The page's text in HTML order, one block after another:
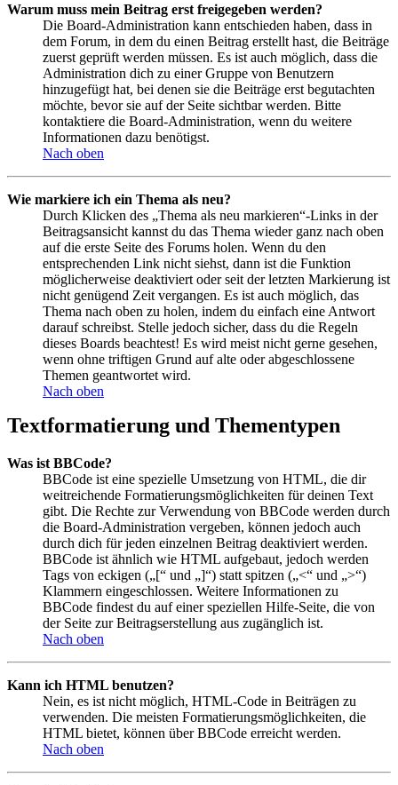
Warum muss mein Beitrag erst freigegeben werden?
Die Board-Administration kann entschieden haben, dass in
dem Forum, in dem du einen Beitrag erstellt hast, die Beiträge
zuerst geprüft werden müssen. Es ist auch möglich, dass die
Administration dich zu einer Gruppe von Benutzern
hinzugefügt hat, bei denen sie die Beiträge erst begutachten
möchte, bevor sie auf der Seite sichtbar werden. Bitte
kontaktiere die Board-Administration, wenn du weitere
Informationen dazu benötigst.
Nach oben
Wie markiere ich ein Thema als neu?
Durch Klicken des „Thema als neu markieren“-Links in der
Beitragsansicht kannst du das Thema wieder ganz nach oben
auf die erste Seite des Forums holen. Wenn du den
entsprechenden Link nicht siehst, dann ist die Funktion
möglicherweise deaktiviert oder seit der letzten Markierung ist
nicht genügend Zeit vergangen. Es ist auch möglich, das
Thema nach oben zu holen, indem du einfach eine Antwort
darauf schreibst. Stelle jedoch sicher, dass du die Regeln
dieses Boards beachtest! Es wird meist nicht gerne gesehen,
wenn ohne triftigen Grund auf alte oder abgeschlossene
Themen geantwortet wird.
Nach oben
Textformatierung und Thementypen
Was ist BBCode?
BBCode ist eine spezielle Umsetzung von HTML, die dir
weitreichende Formatierungsmöglichkeiten für deinen Text
gibt. Die Rechte zur Verwendung von BBCode werden durch
die Board-Administration vergeben, können jedoch auch
durch dich für jeden einzelnen Beitrag deaktiviert werden.
BBCode ist ähnlich wie HTML aufgebaut, jedoch werden
Tags von eckigen („[“ und „]“) statt spitzen („<“ und „>“)
Klammern eingeschlossen. Weitere Informationen zu
BBCode findest du auf einer speziellen Hilfe-Seite, die von
der Seite zur Beitragserstellung aus zugänglich ist.
Nach oben
Kann ich HTML benutzen?
Nein, es ist nicht möglich, HTML-Code in Beiträgen zu
verwenden. Die meisten Formatierungsmöglichkeiten, die
HTML bietet, können über BBCode erreicht werden.
Nach oben